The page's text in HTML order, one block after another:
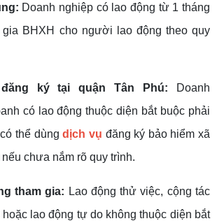
Doanh nghiệp có lao động từ 1 tháng
BHXH cho người lao động theo quy
ký tại quận Tân Phú:
Doanh
có lao động thuộc diện bắt buộc phải
thể dùngdịch vụ đăng ký bảo hiểm xã
chưa nắm rõ quy trình.
tham gia: Lao động thử việc, cộng tác
lao động tự do không thuộc diện bắt